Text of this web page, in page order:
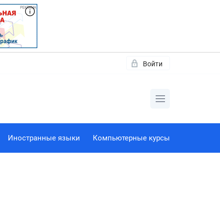
Войти
Иностранные языки Компьютерные курсы